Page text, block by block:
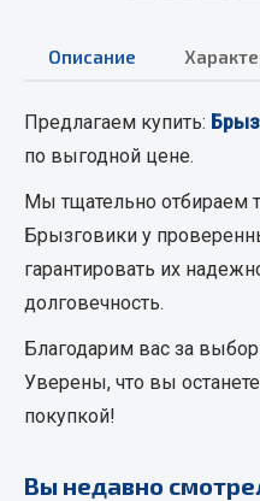
Весь раздел
Смазочные
Масла
Охладжающие жидкости
Технические жидкости
Весь раздел
МЕТИЗЫ
Гайки
Описание
Предлагаем купить:
по выгодной цене.
Мы тщательно отбираем
Брызговики у
гарантировать их
долговечность.
Благодарим вас за
Уверены, что вы
покупкой!
Вы недавно